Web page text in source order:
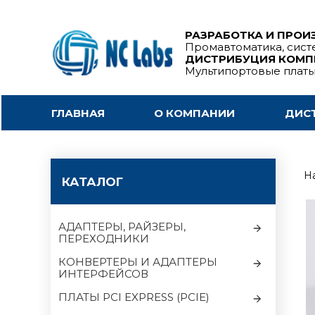
РАЗРАБОТКА И
Промавтоматика,
ДИСТРИБУЦИЯ
Мультипортовые
ГЛАВНАЯ О КОМПАНИИ
КАТАЛОГ
АДАПТЕРЫ, РАЙЗЕРЫ,
ПЕРЕХОДНИКИ
КОНВЕРТЕРЫ И АДАПТЕРЫ
ИНТЕРФЕЙСОВ
ПЛАТЫ PCI EXPRESS (PCIE)